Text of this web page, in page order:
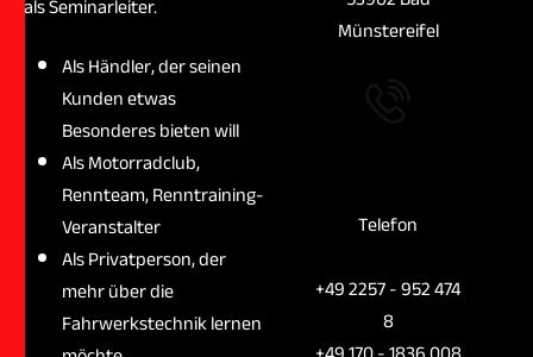
Als Händler, der seinen
Kunden etwas
Besonderes bieten will
Als Motorradclub,
Rennteam, Renntraining-
Veranstalter
Als Privatperson, der
mehr über die
Fahrwerkstechnik lernen
Münstereifel
Telefon
+49 2257 - 952 474
8